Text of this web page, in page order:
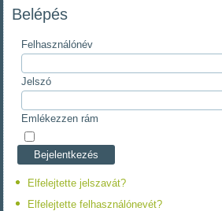
Belépés
Felhasználónév
Jelszó
Emlékezzen rám
Elfelejtette jelszavát?
Elfelejtette felhasználónevét?